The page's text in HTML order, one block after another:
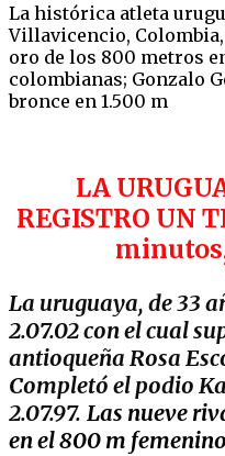
La histórica atleta
Villavicencio,
oro de los 800 metros
colombianas; Gonzalo
bronce en 1.500 m
LA
REGISTRO UN
La uruguaya, de 33
2.07.02 con el cual
antioqueña Rosa
Completó el podio
2.07.97. Las nueve
en el 800 m